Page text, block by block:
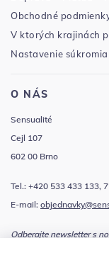
Obchodné
V ktorých krajinách
Nastavenie súkromia
O NÁS
Sensualité
Cejl 107
602 00 Brno
Tel.: +420 533 433 133,
E-mail:
Odberajte newsletter s